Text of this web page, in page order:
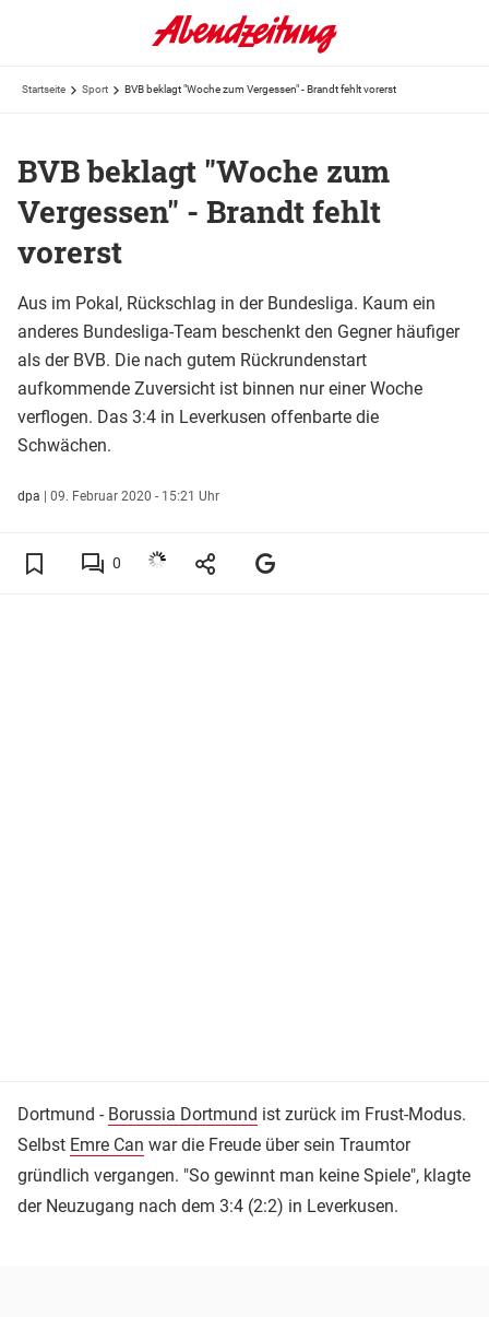
Startseite Sport BVB beklagt "Woche zum Vergessen" - Brandt fehlt vorerst
BVB beklagt "Woche zum
Vergessen" - Brandt fehlt
vorerst
Aus im Pokal, Rückschlag in der Bundesliga. Kaum ein
anderes Bundesliga-Team beschenkt den Gegner häufiger
als der BVB. Die nach gutem Rückrundenstart
aufkommende Zuversicht ist binnen nur einer Woche
verflogen. Das 3:4 in Leverkusen offenbarte die
Schwächen.
dpa | 09. Februar 2020 - 15:21 Uhr
0
Dortmund - Borussia Dortmund ist zurück im Frust-Modus.
Selbst Emre Can war die Freude über sein Traumtor
gründlich vergangen. "So gewinnt man keine Spiele", klagte
der Neuzugang nach dem 3:4 (2:2) in Leverkusen.